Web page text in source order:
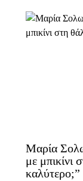
Μαρία
με μπικίνι
καλύτερο;”